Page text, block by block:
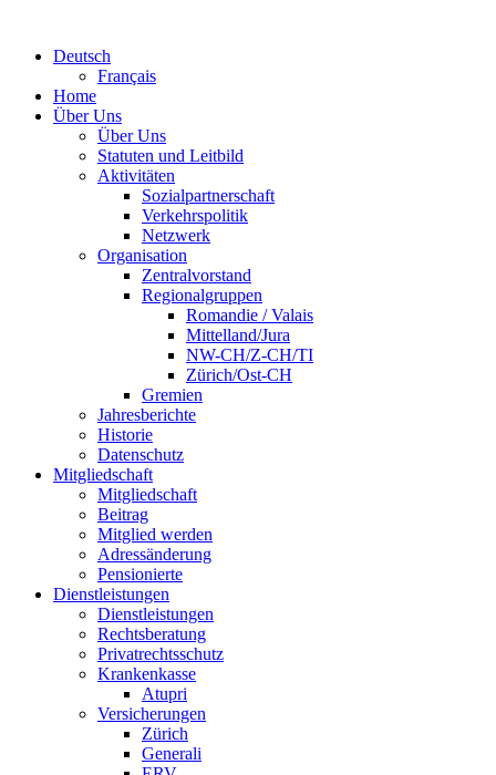
Deutsch
Français
Home
Über Uns
Über Uns
Statuten und Leitbild
Aktivitäten
Sozialpartnerschaft
Verkehrspolitik
Netzwerk
Organisation
Zentralvorstand
Regionalgruppen
Romandie / Valais
Mittelland/Jura
NW-CH/Z-CH/TI
Zürich/Ost-CH
Gremien
Jahresberichte
Historie
Datenschutz
Mitgliedschaft
Mitgliedschaft
Beitrag
Mitglied werden
Adressänderung
Pensionierte
Dienstleistungen
Dienstleistungen
Rechtsberatung
Privatrechtsschutz
Krankenkasse
Atupri
Versicherungen
Zürich
Generali